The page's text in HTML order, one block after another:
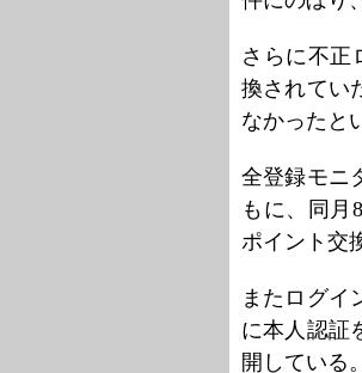
さらに不正
換されてい
なかったと
全登録モニ
もに、同月
ポイント交
またログイ
に本人認証
開している。